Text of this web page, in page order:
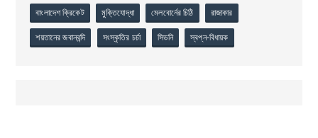
বাংলাদেশ ক্রিকেট মুক্তিযোদ্ধা মেলবোর্নের চিঠি রাজাকার
শয়তানের জবানবন্দি সংস্কৃতির চর্চা সিডনি স্বপ্ন-বিধায়ক